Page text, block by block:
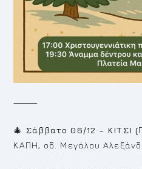
⸻
🎄 Σάββατο 06/12 – ΚΙΤΣΙ (
ΚΑΠΗ, οδ. Μεγάλου